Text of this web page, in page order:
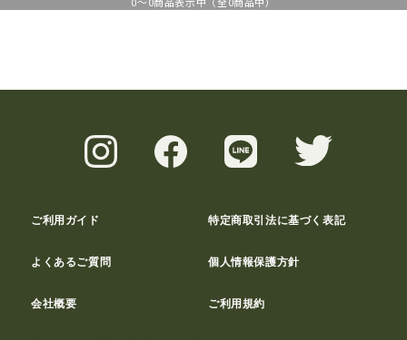
ご利用ガイド 特定商取引法に基づく表記
よくあるご質問 個人情報保護方針
会社概要 ご利用規約